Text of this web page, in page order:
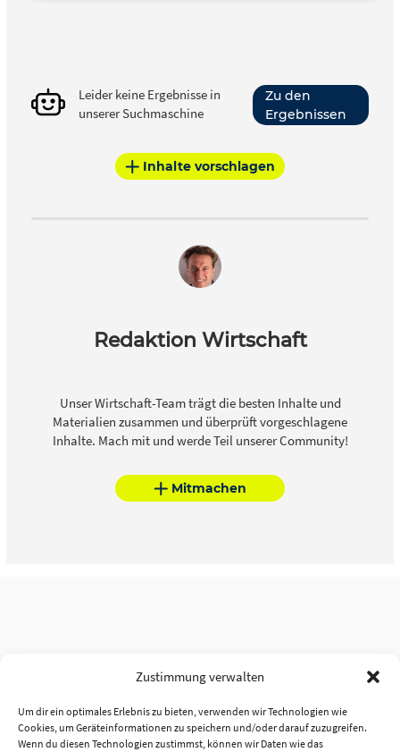
Zustimmung verwalten
Um dir ein optimales Erlebnis zu bieten, verwenden wir Technologien wie
Cookies, um Geräteinformationen zu speichern und/oder darauf zuzugreifen.
Wenn du diesen Technologien zustimmst, können wir Daten wie das
Leider keine Ergebnisse in
unserer Suchmaschine
Zu den
Ergebnissen
Inhalte vorschlagen
Redaktion Wirtschaft
Unser Wirtschaft-Team trägt die besten Inhalte und
Materialien zusammen und überprüft vorgeschlagene
Inhalte. Mach mit und werde Teil unserer Community!
Mitmachen